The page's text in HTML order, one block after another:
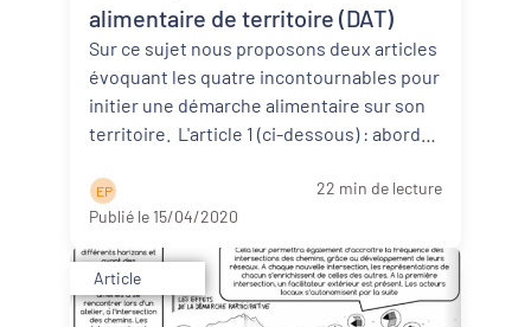
alimentaire de territoire (DAT)
Sur ce sujet nous proposons deux articles
évoquant les quatre incontournables pour
initier une démarche alimentaire sur son
territoire. L'article 1 (ci-dessous) : aborde
E P
22 min de lecture
Publié le 15/04/2020
Article